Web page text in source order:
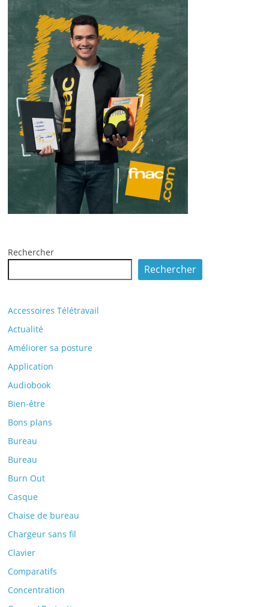
Rechercher
Rechercher
Accessoires Télétravail
Actualité
Améliorer sa posture
Application
Audiobook
Bien-être
Bons plans
Bureau
Bureau
Burn Out
Casque
Chaise de bureau
Chargeur sans fil
Clavier
Comparatifs
Concentration